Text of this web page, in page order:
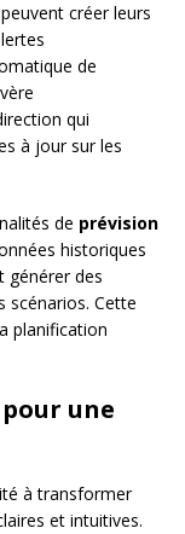
créer leurs
de
qui
à jour sur les
de prévision
historiques
générer des
scénarios. Cette
planification
une
à transformer
et intuitives.